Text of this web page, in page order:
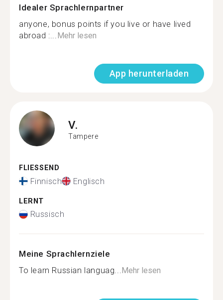
Idealer Sprachlernpartner
anyone, bonus points if you live or have lived
abroad :...Mehr lesen
App herunterladen
V.
Tampere
FLIESSEND
Finnisch Englisch
LERNT
Russisch
Meine Sprachlernziele
To learn Russian languag...Mehr lesen